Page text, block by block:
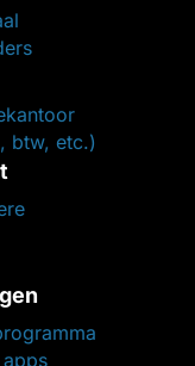
btw, etc.)